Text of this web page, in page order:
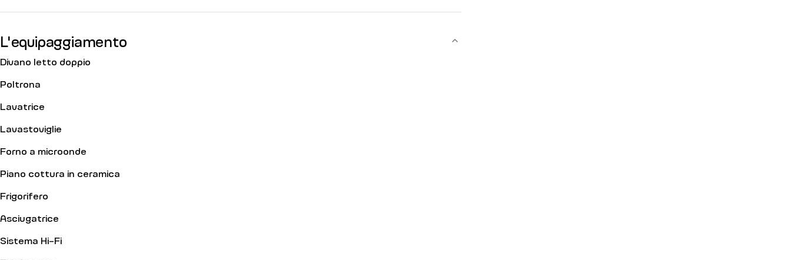
L'equipaggiamento
Divano letto doppio
Poltrona
Lavatrice
Lavastoviglie
Forno a microonde
Piano cottura in ceramica
Frigorifero
Asciugatrice
Sistema Hi-Fi